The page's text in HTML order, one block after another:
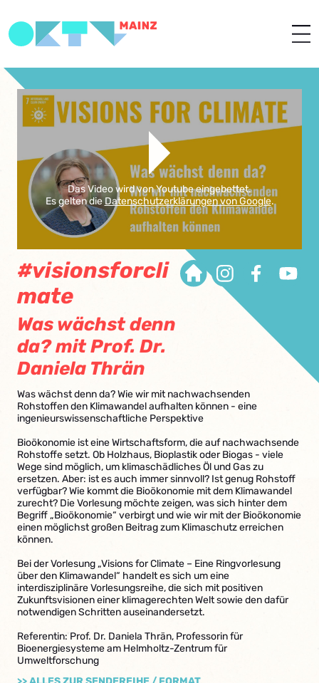
Das Video wird von Youtube eingebettet.
Es gelten dieDatenschutzerklärungen von Google.
#visionsforcli
mate
Was wächst denn
da? mit Prof. Dr.
Daniela Thrän
Was wächst denn da? Wie wir mit nachwachsenden
Rohstoffen den Klimawandel aufhalten können - eine
ingenieurswissenschaftliche Perspektive
Bioökonomie ist eine Wirtschaftsform, die auf nachwachsende
Rohstoffe setzt. Ob Holzhaus, Bioplastik oder Biogas - viele
Wege sind möglich, um klimaschädliches Öl und Gas zu
ersetzen. Aber: ist es auch immer sinnvoll? Ist genug Rohstoff
verfügbar? Wie kommt die Bioökonomie mit dem Klimawandel
zurecht? Die Vorlesung möchte zeigen, was sich hinter dem
Begriff „Bioökonomie“ verbirgt und wie wir mit der Bioökonomie
einen möglichst großen Beitrag zum Klimaschutz erreichen
können.
Bei der Vorlesung „Visions for Climate – Eine Ringvorlesung
über den Klimawandel“ handelt es sich um eine
interdisziplinäre Vorlesungsreihe, die sich mit positiven
Zukunftsvisionen einer klimagerechten Welt sowie den dafür
notwendigen Schritten auseinandersetzt.
Referentin: Prof. Dr. Daniela Thrän, Professorin für
Bioenergiesysteme am Helmholtz-Zentrum für
Umweltforschung